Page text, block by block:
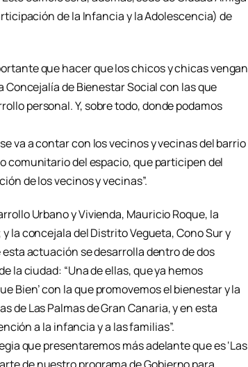
de la Infancia y la Adolescencia) de
que hacer que los chicos y chicas vengan
de Bienestar Social con las que
personal. Y, sobre todo, donde podamos
va a contar con los vecinos y vecinas del barrio
comunitario del espacio, que participen del
de los vecinos y vecinas”.
Urbano y Vivienda, Mauricio Roque, la
la concejala del Distrito Vegueta, Cono Sur y
actuación se desarrolla dentro de dos
la ciudad: “Una de ellas, que ya hemos
Bien’ con la que promovemos el bienestar y la
de Las Palmas de Gran Canaria, y en esta
a la infancia y a las familias”.
que presentaremos más adelante que es ‘Las